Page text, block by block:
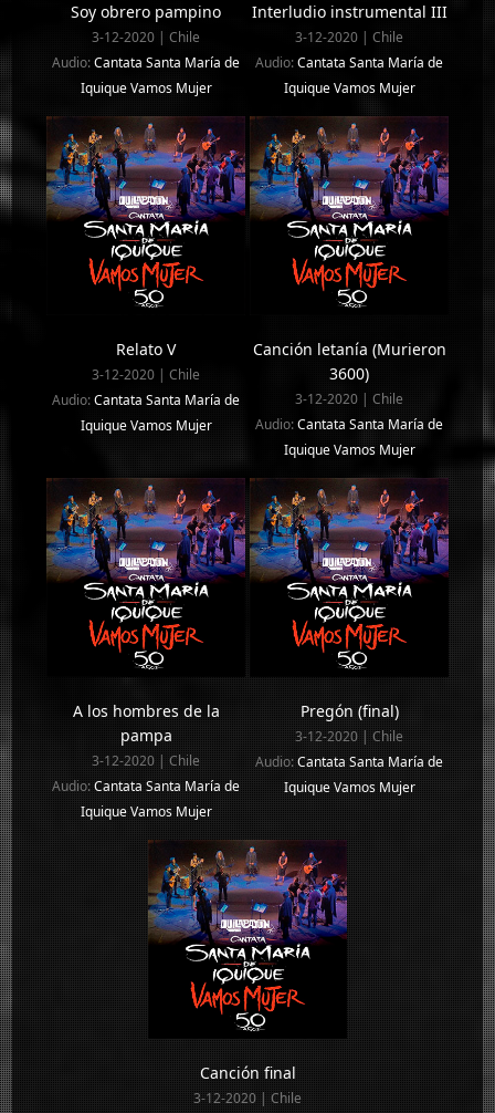
Soy obrero pampino
3-12-2020 | Chile
Audio:Cantata Santa María de
Iquique Vamos Mujer
Interludio instrumental III
3-12-2020 | Chile
Audio:Cantata Santa María de
Iquique Vamos Mujer
Relato V
3-12-2020 | Chile
Audio:Cantata Santa María de
Iquique Vamos Mujer
Canción letanía (Murieron
3600)
3-12-2020 | Chile
Audio:Cantata Santa María de
Iquique Vamos Mujer
A los hombres de la
pampa
3-12-2020 | Chile
Audio:Cantata Santa María de
Iquique Vamos Mujer
Pregón (final)
3-12-2020 | Chile
Audio: Cantata Santa María de
Iquique Vamos Mujer
Canción final
3-12-2020 | Chile